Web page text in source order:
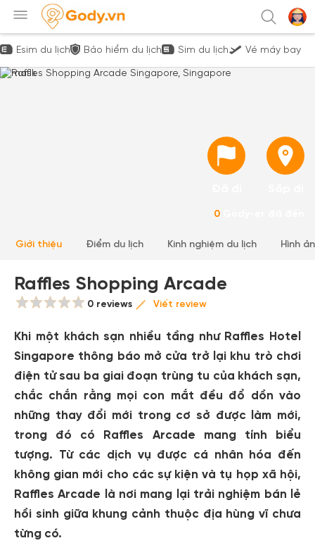
Esim du lịch Bảo hiểm du lịch Sim du lịch Vé máy bay
0
Giới thiệu Điểm du lịch Kinh nghiệm du lịch Hình
Raffles Shopping Arcade
0 reviews Viết review
Khi một khách sạn nhiều tầng như Raffles Hotel
Singapore thông báo mở cửa trở lại khu trò chơi
điện tử sau ba giai đoạn trùng tu của khách sạn,
chắc chắn rằng mọi con mắt đều đổ dồn vào
những thay đổi mới trong cơ sở được làm mới,
trong đó có Raffles Arcade mang tính biểu
tượng. Từ các dịch vụ được cá nhân hóa đến
không gian mới cho các sự kiện và tụ họp xã hội,
Raffles Arcade là nơi mang lại trải nghiệm bán lẻ
hồi sinh giữa khung cảnh thuộc địa hùng vĩ chưa
từng có.